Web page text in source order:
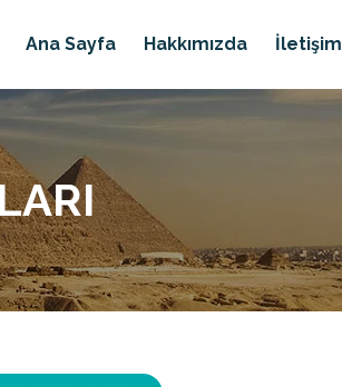
Ana Sayfa Hakkımızda İletişim